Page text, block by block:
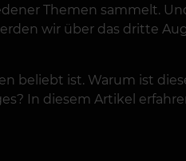
Themen sammelt.
wir über das dritte
beliebt ist. Warum ist
In diesem Artikel